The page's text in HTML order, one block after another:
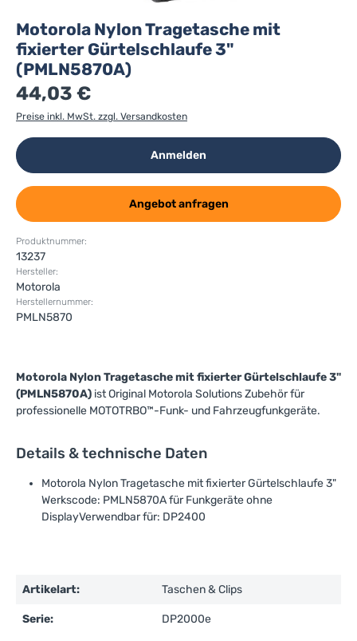
Motorola Nylon Tragetasche mit
fixierter Gürtelschlaufe 3"
(PMLN5870A)
44,03 €
Preise inkl. MwSt. zzgl. Versandkosten
Anmelden
Angebot anfragen
Produktnummer:
13237
Hersteller:
Motorola
Herstellernummer:
PMLN5870
Motorola Nylon Tragetasche mit fixierter Gürtelschlaufe 3"
(PMLN5870A) ist Original Motorola Solutions Zubehör für
professionelle MOTOTRBO™-Funk- und Fahrzeugfunkgeräte.
Details & technische Daten
Motorola Nylon Tragetasche mit fixierter Gürtelschlaufe 3"
Werkscode: PMLN5870A für Funkgeräte ohne
DisplayVerwendbar für: DP2400
Artikelart: Taschen & Clips
Serie: DP2000e